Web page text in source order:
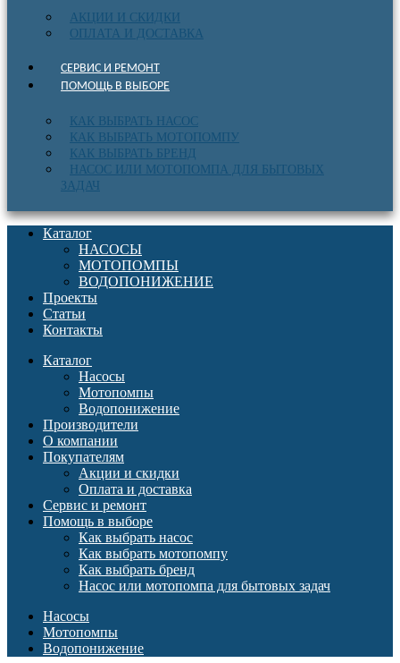
АКЦИИ И СКИДКИ
ОПЛАТА И ДОСТАВКА
СЕРВИС И РЕМОНТ
ПОМОЩЬ В ВЫБОРЕ
КАК ВЫБРАТЬ НАСОС
КАК ВЫБРАТЬ МОТОПОМПУ
КАК ВЫБРАТЬ БРЕНД
НАСОС ИЛИ МОТОПОМПА ДЛЯ БЫТОВЫХ
ЗАДАЧ
Каталог
НАСОСЫ
МОТОПОМПЫ
ВОДОПОНИЖЕНИЕ
Проекты
Статьи
Контакты
Каталог
Насосы
Мотопомпы
Водопонижение
Производители
О компании
Покупателям
Акции и скидки
Оплата и доставка
Сервис и ремонт
Помощь в выборе
Как выбрать насос
Как выбрать мотопомпу
Как выбрать бренд
Насос или мотопомпа для бытовых задач
Насосы
Мотопомпы
Водопонижение